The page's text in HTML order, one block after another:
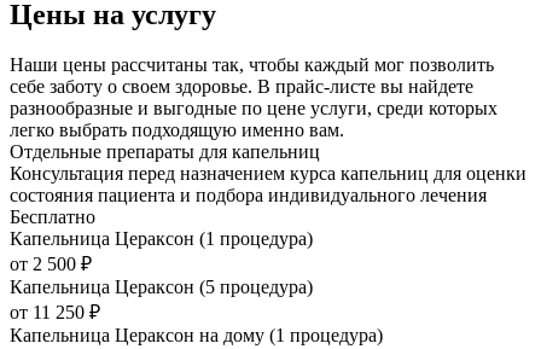
Цены на услугу
Наши цены рассчитаны так, чтобы каждый мог позволить
себе заботу о своем здоровье. В прайс-листе вы найдете
разнообразные и выгодные по цене услуги, среди которых
легко выбрать подходящую именно вам.
Отдельные препараты для капельниц
Консультация перед назначением курса капельниц для оценки
состояния пациента и подбора индивидуального лечения
Бесплатно
Капельница Цераксон (1 процедура)
от 2 500 ₽
Капельница Цераксон (5 процедура)
от 11 250 ₽
Капельница Цераксон на дому (1 процедура)